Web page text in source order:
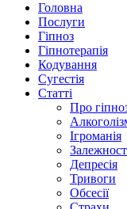
Головна
Послуги
Гіпноз
Гіпнотерапія
Кодування
Сугестія
Статті
Про
Ігроманія
Депресія
Тривоги
Обсесії